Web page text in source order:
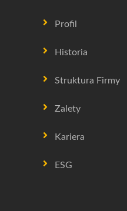
Profil
Historia
Struktura Firmy
Zalety
Kariera
ESG